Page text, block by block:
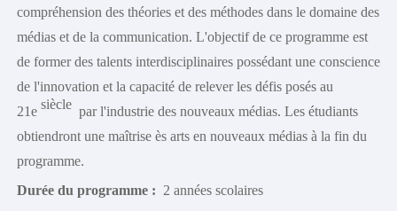
compréhension des théories et des méthodes dans le domaine des
médias et de la communication. L'objectif de ce programme est
de former des talents interdisciplinaires possédant une conscience
de l'innovation et la capacité de relever les défis posés au
21e siècle par l'industrie des nouveaux médias. Les étudiants
obtiendront une maîtrise ès arts en nouveaux médias à la fin du
programme.
Durée du programme : 2 années scolaires